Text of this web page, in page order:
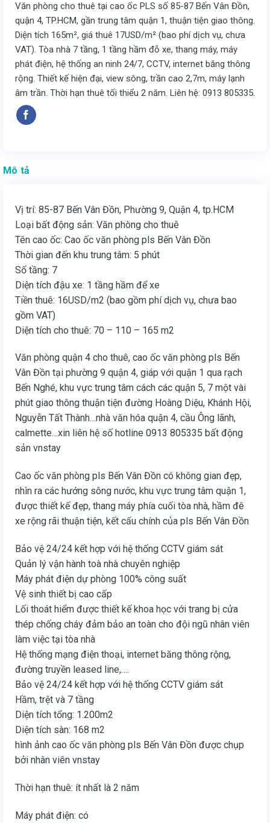
Văn phòng cho thuê tại cao ốc PLS số 85-87 Bến Vân Đồn,
quận 4, TP.HCM, gần trung tâm quận 1, thuận tiện giao thông.
Diện tích 165m², giá thuê 17USD/m² (bao phí dịch vụ, chưa
VAT). Tòa nhà 7 tầng, 1 tầng hầm đỗ xe, thang máy, máy
phát điện, hệ thống an ninh 24/7, CCTV, internet băng thông
rộng. Thiết kế hiện đại, view sông, trần cao 2,7m, máy lạnh
âm trần. Thời hạn thuê tối thiểu 2 năm. Liên hệ: 0913 805335.
Mô tả
Vị trí: 85-87 Bến Vân Đồn, Phường 9, Quận 4, tp.HCM
Loại bất động sản: Văn phòng cho thuê
Tên cao ốc: Cao ốc văn phòng pls Bến Vân Đồn
Thời gian đến khu trung tâm: 5 phút
Số tầng: 7
Diện tích đậu xe: 1 tầng hầm để xe
Tiền thuê: 16USD/m2 (bao gồm phí dịch vụ, chưa bao
gồm VAT)
Diện tích cho thuê: 70 – 110 – 165 m2
Văn phòng quận 4 cho thuê, cao ốc văn phòng pls Bến
Vân Đồn tại phường 9 quận 4, giáp với quận 1 qua rạch
Bến Nghé, khu vực trung tâm cách các quận 5, 7 một vài
phút giao thông thuận tiện đường Hoàng Diệu, Khánh Hội,
Nguyễn Tất Thành…nhà văn hóa quận 4, cầu Ông lãnh,
calmette…xin liên hệ số hotline 0913 805335 bất động
sản vnstay
Cao ốc văn phòng pls Bến Vân Đồn có không gian đẹp,
nhìn ra các hướng sông nước, khu vực trung tâm quận 1,
được thiết kế đẹp, thang máy phía cuối tòa nhà, hầm đê
xe rộng rãi thuận tiện, kết cấu chính của pls Bến Vân Đồn
Bảo vệ 24/24 kết hợp với hệ thống CCTV giám sát
Quản lý vận hành toà nhà chuyên nghiệp
Máy phát điện dự phòng 100% công suất
Vệ sinh thiết bị cao cấp
Lối thoát hiểm được thiết kế khoa học với trang bị cửa
thép chống cháy đảm bảo an toàn cho đội ngũ nhân viên
làm việc tại tòa nhà
Hệ thống mạng điện thoại, internet băng thông rộng,
đường truyền leased line,….
Bảo vệ 24/24 kết hợp với hệ thống CCTV giám sát
Hầm, trệt và 7 tầng
Diện tích tổng: 1.200m2
Diện tích sàn: 168 m2
hình ảnh cao ốc văn phòng pls Bến Vân Đồn được chụp
bởi nhân viên vnstay
Thời hạn thuê: ít nhất là 2 năm
Máy phát điện: có